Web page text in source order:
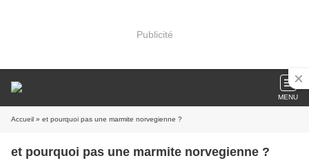
Publicité
MENU
Accueil » et pourquoi pas une marmite norvegienne ?
et pourquoi pas une marmite norvegienne ?